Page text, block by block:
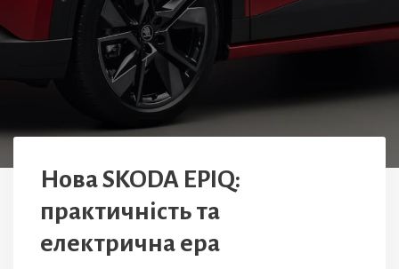
Нова SKODA EPIQ:
практичність та
електрична ера